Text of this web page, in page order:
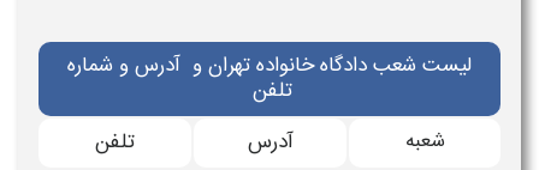
لیست شعب دادگاه خانواده تهران و آدرس و شماره
تلفن
شعبه آدرس تلفن